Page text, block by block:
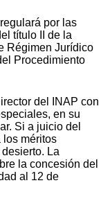
por las
título II de la
Régimen Jurídico
Procedimiento
del INAP con
en su
Si a juicio del
los méritos
La
la concesión del
al 12 de